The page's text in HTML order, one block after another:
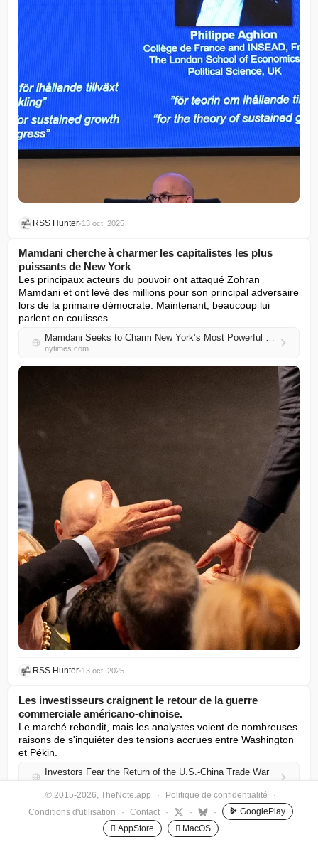
RSS Hunter•13 oct. 2025
Mamdani cherche à charmer les capitalistes les plus
puissants de New York
Les principaux acteurs du pouvoir ont attaqué Zohran
Mamdani et ont levé des millions pour son principal adversaire
lors de la primaire démocrate. Maintenant, beaucoup lui
parlent en coulisses.
Mamdani Seeks to Charm New York’s Most Powerful Capitalists
nytimes.com
RSS Hunter•13 oct. 2025
Les investisseurs craignent le retour de la guerre
commerciale américano-chinoise.
Le marché rebondit, mais les analystes voient de nombreuses
raisons de s'inquiéter des tensions accrues entre Washington
et Pékin.
Investors Fear the Return of the U.S.-China Trade War
© 2015-2026, TheNote.app · Politique de confidentialité
·
Conditions d'utilisation
· Contact · · ·
GooglePlay
 AppStore
 MacOS